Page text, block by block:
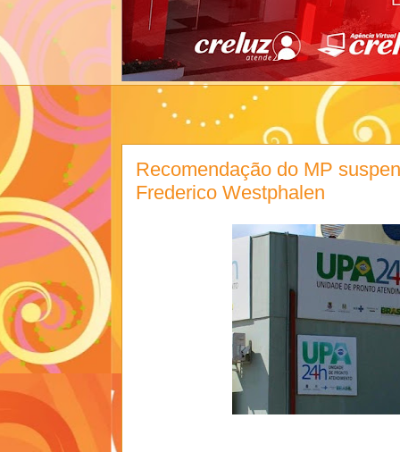
Recomendação do MP
Frederico Westphalen